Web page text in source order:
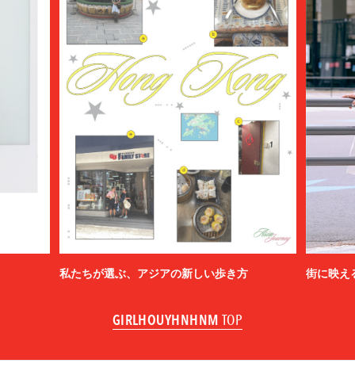
私たちが選ぶ、アジアの新しい歩き方 街に映え
GIRLHOUYHNHNM TOP